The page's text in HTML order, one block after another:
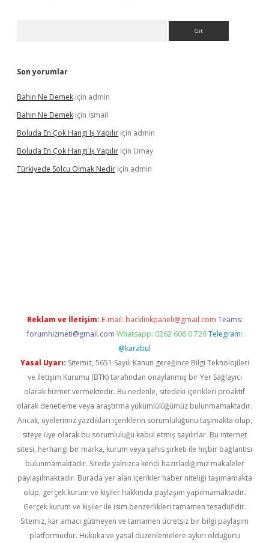
Son yorumlar
Bahın Ne Demek için admin
Bahın Ne Demek için İsmail
Boluda En Çok Hangi Iş Yapılır için admin
Boluda En Çok Hangi Iş Yapılır için Umay
Türkiyede Solcu Olmak Nedir için admin
Reklam ve İletişim: E-mail: backlinkpaneli@gmail.com Teams:
forumhizmeti@gmail.com Whatsapp: 0262 606 0 726 Telegram:
@karabul
Yasal Uyarı: Sitemiz, 5651 Sayılı Kanun gereğince Bilgi Teknolojileri
ve İletişim Kurumu (BTK) tarafından onaylanmış bir Yer Sağlayıcı
olarak hizmet vermektedir. Bu nedenle, sitedeki içerikleri proaktif
olarak denetleme veya araştırma yükümlülüğümüz bulunmamaktadır.
Ancak, üyelerimiz yazdıkları içeriklerin sorumluluğunu taşımakta olup,
siteye üye olarak bu sorumluluğu kabul etmiş sayılırlar. Bu internet
sitesi, herhangi bir marka, kurum veya şahıs şirketi ile hiçbir bağlantısı
bulunmamaktadır. Sitede yalnızca kendi hazırladığımız makaleler
paylaşılmaktadır. Burada yer alan içerikler haber niteliği taşımamakta
olup, gerçek kurum ve kişiler hakkında paylaşım yapılmamaktadır.
Gerçek kurum ve kişiler ile isim benzerlikleri tamamen tesadüfidir.
Sitemiz, kar amacı gütmeyen ve tamamen ücretsiz bir bilgi paylaşım
platformudur. Hukuka ve yasal düzenlemelere aykırı olduğunu